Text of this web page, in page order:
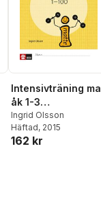
Intensivträning ma
åk 1-3
Taluppfattning 1-
100 Elevhäfte
Ingrid Olsson
Häftad, 2015
162 kr